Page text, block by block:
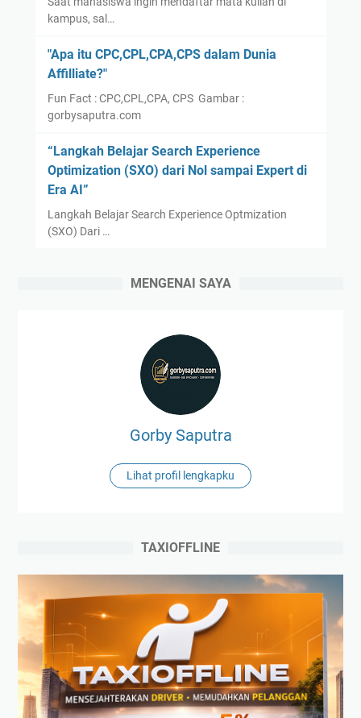
kampus, sal…
"Apa itu CPC,CPL,CPA,CPS dalam Dunia
Affilliate?"
Fun Fact : CPC,CPL,CPA, CPS Gambar :
gorbysaputra.com
“Langkah Belajar Search Experience
Optimization (SXO) dari Nol sampai Expert di
Era AI”
Langkah Belajar Search Experience Optmization
(SXO) Dari …
MENGENAI SAYA
Gorby Saputra
Lihat profil lengkapku
TAXIOFFLINE